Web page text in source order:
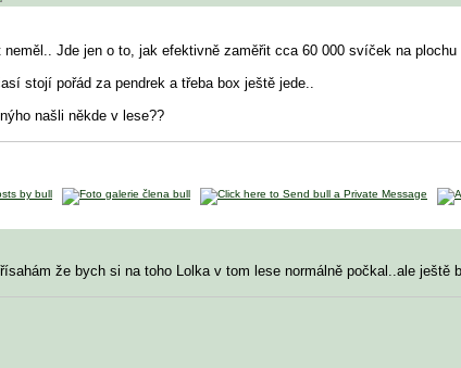
Jde jen o to, jak efektivně zaměřit cca 60 000 svíček na plochu
stojí pořád za pendrek a třeba box ještě jede..
našli někde v lese??
že bych si na toho Lolka v tom lese normálně počkal..ale ještě